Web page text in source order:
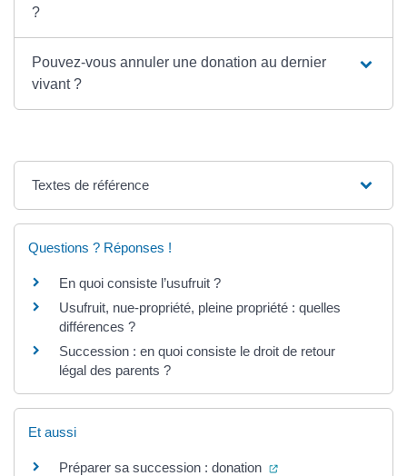
?
Pouvez-vous annuler une donation au dernier
vivant ?
Textes de référence
Questions ? Réponses !
En quoi consiste l’usufruit ?
Usufruit, nue-propriété, pleine propriété : quelles
différences ?
Succession : en quoi consiste le droit de retour
légal des parents ?
Et aussi
Préparer sa succession : donation (ouverture dans un